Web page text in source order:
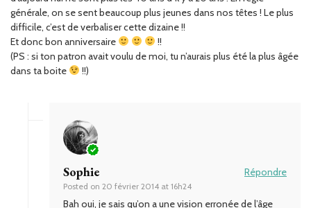
générale, on se sent beaucoup plus jeunes dans nos têtes ! Le plus
difficile, c’est de verbaliser cette dizaine !!
Et donc bon anniversaire
!!
(PS : si ton patron avait voulu de moi, tu n’aurais plus été la plus âgée
dans ta boite
!!)
Sophie
Posted on 20 février 2014 at 16h24
Répondre
Bah oui, je sais qu’on a une vision erronée de l’âge